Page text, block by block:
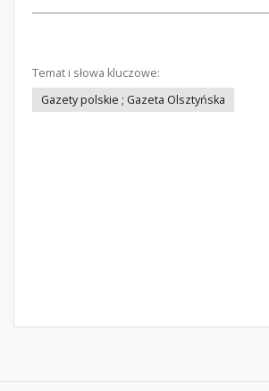
Temat i słowa kluczowe:
Gazety polskie ; Gazeta Olsztyńska